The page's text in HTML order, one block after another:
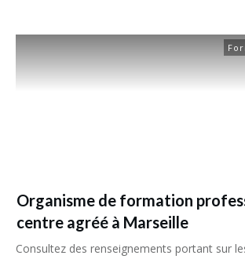
Organisme de formation
centre agréé à Marseille
Consultez des renseignements portant sur